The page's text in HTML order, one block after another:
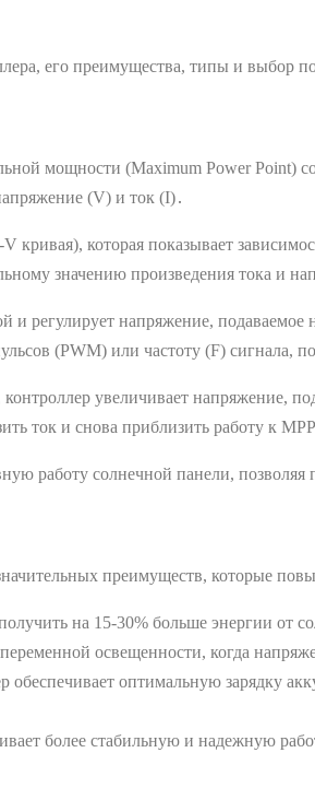
его преимущества, типы и выбор
мощности (Maximum Power Point)
(V) и ток (I)․
которая показывает
значению произведения тока и
регулирует напряжение,
(PWM) или частоту (F) сигнала,
увеличивает напряжение,
ток и снова приблизить работу к
работу солнечной панели,
преимуществ, которые
на 15-30% больше энергии от
освещенности, когда
обеспечивает оптимальную зарядку
более стабильную и надежную